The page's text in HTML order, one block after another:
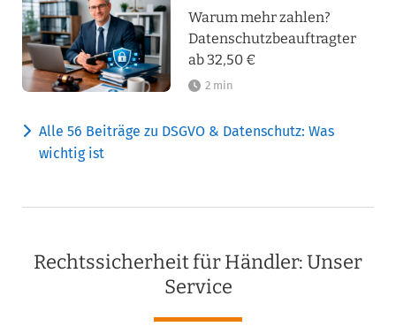
Warum mehr zahlen?
Datenschutzbeauftragter
ab 32,50 €
2 min
Alle 56 Beiträge zu DSGVO & Datenschutz: Was
wichtig ist
Rechtssicherheit für Händler: Unser
Service